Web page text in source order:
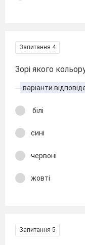
Запитання 4
Зорі якого
варіанти
білі
сині
червоні
жовті
Запитання 5